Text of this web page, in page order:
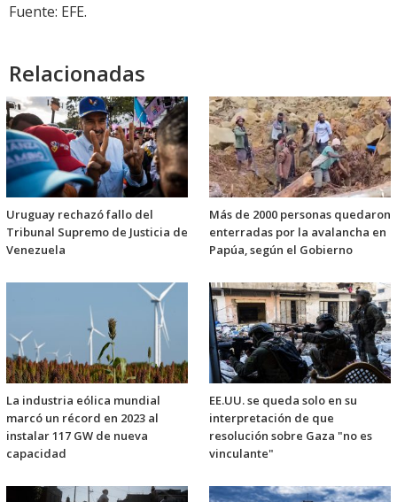
Fuente: EFE.
Relacionadas
Uruguay rechazó fallo del
Tribunal Supremo de Justicia de
Venezuela
Más de 2000 personas quedaron
enterradas por la avalancha en
Papúa, según el Gobierno
La industria eólica mundial
marcó un récord en 2023 al
instalar 117 GW de nueva
capacidad
EE.UU. se queda solo en su
interpretación de que
resolución sobre Gaza "no es
vinculante"